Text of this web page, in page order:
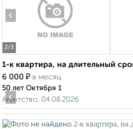
2/3
‹
1-к квартира, на длительный
6 000 ₽ в месяц
50 лет Октября 1
Агентство, 04.08.2026
‹